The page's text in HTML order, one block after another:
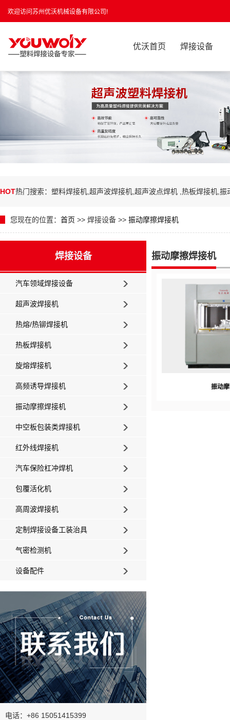
欢迎访问苏州优沃机械设备有限公司!
优沃首页 焊接设备
HOT热门搜索：塑料焊接机,超声波焊接机,超声波点焊机 ,热板焊接机,振
您现在的位置： 首页 >> 焊接设备 >> 振动摩擦焊接机
焊接设备
汽车领域焊接设备
超声波焊接机
热熔/热铆焊接机
热板焊接机
旋熔焊接机
高频诱导焊接机
振动摩擦焊接机
中空板包装类焊接机
红外线焊接机
汽车保险杠冲焊机
包覆活化机
高周波焊接机
定制焊接设备工装治具
气密检测机
设备配件
电话：+86 15051415399
振动摩擦焊接机
振动